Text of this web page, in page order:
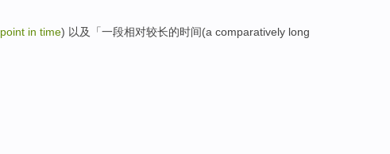
point in time) 以及「一段相对较长的时间(a comparatively long